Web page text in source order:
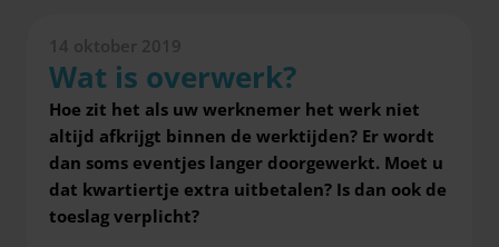
14 oktober 2019
Wat is overwerk?
Hoe zit het als uw werknemer het werk niet
altijd afkrijgt binnen de werktijden? Er wordt
dan soms eventjes langer doorgewerkt. Moet u
dat kwartiertje extra uitbetalen? Is dan ook de
toeslag verplicht?